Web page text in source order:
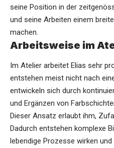
seine Position in der
und seine Arbeiten einem
machen.
Arbeitsweise im
Im Atelier arbeitet Elias sehr
entstehen meist nicht nach
entwickeln sich durch
und Ergänzen von
Dieser Ansatz erlaubt ihm,
Dadurch entstehen komplexe
lebendige Prozesse wirken